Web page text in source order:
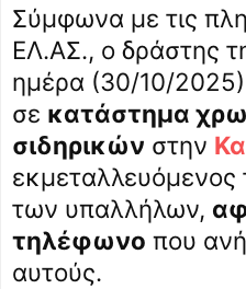
Σύμφωνα με τις
ΕΛ.ΑΣ., ο δράστης
ημέρα (30/10/2025)
σε κατάστημα
σιδηρικών στην
των υπαλλήλων,
τηλέφωνο που
αυτούς.